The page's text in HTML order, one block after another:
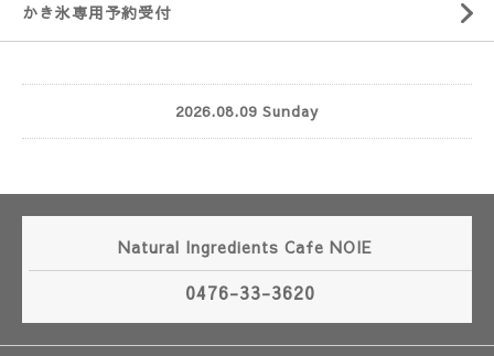
かき氷専用予約受付
2026.08.09 Sunday
Natural Ingredients Cafe NOIE
0476-33-3620